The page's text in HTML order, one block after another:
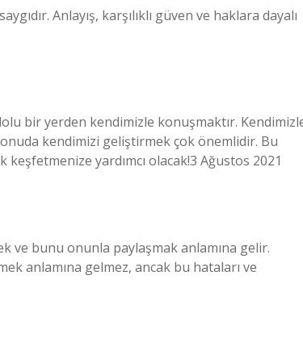
Anlayış, karşılıklı güven ve haklara dayalı
bir yerden kendimizle konuşmaktır.
kendimizi geliştirmek çok önemlidir. Bu
yardımcı olacak!3 Ağustos 2021
ve bunu onunla paylaşmak anlamına gelir.
anlamına gelmez, ancak bu hataları ve